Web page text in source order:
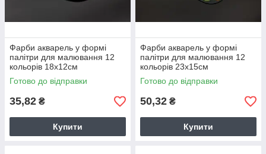
Фарби акварель у формі
палітри для малювання 12
кольорів 18х12см
Готово до відправки
35,82 ₴
Купити
Фарби акварель у формі
палітри для малювання 12
кольорів 23х15см
Готово до відправки
50,32 ₴
Купити